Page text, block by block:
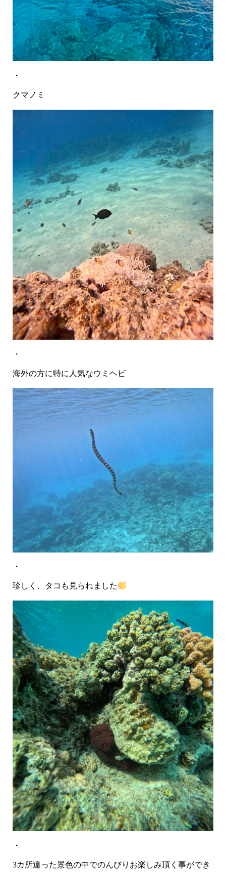
・
クマノミ
・
海外の方に特に人気なウミヘビ
・
珍しく、タコも見られました
・
3カ所違った景色の中でのんびりお楽しみ頂く事ができ